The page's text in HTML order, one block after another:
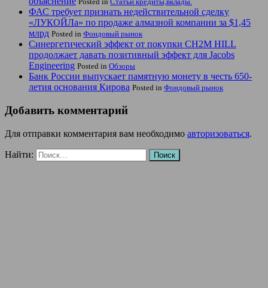
ФАС требует признать недействительной сделку
«ЛУКОЙЛа» по продаже алмазной компании за $1,45
млрд Posted in Фондовый рынок
Синергетический эффект от покупки CH2M HILL
продолжает давать позитивный эффект для Jacobs
Engineering Posted in Обзоры
Банк России выпускает памятную монету в честь 650-
летия основания Кирова Posted in Фондовый рынок
Добавить комментарий
Для отправки комментария вам необходимо авторизоваться.
Найти: